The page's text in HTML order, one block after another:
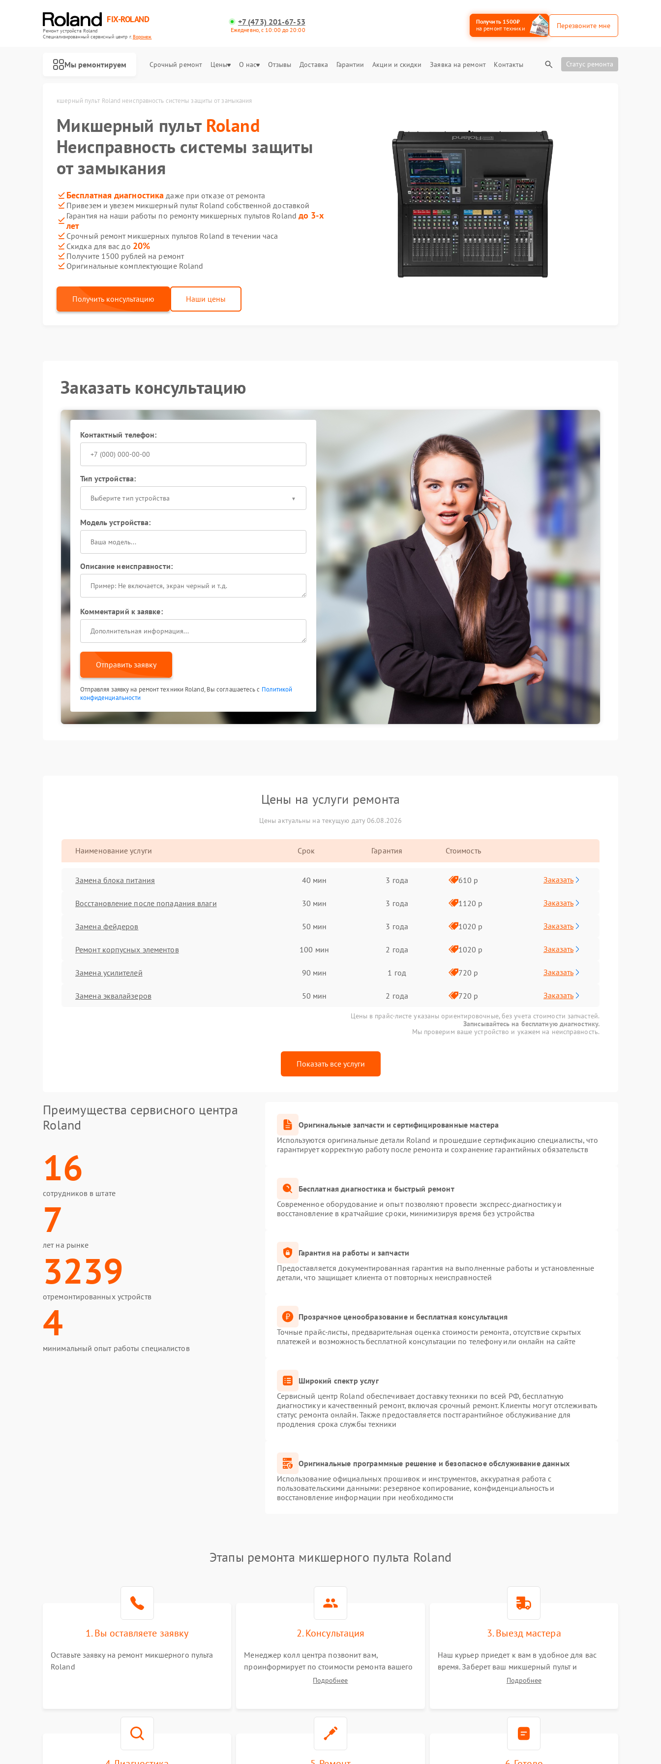
FIX-ROLAND
Ремонт устройств Roland
Специализированный cервисный центр г.Воронеж
+7 (473) 201-67-53
Ежедневно, с 10:00 до 20:00
Получить 1500₽
на ремонт техники
Перезвоните мне
Мы ремонтируем Срочный ремонт Цены О нас Отзывы Доставка Гарантии Акции и скидки Заявка на ремонт Контакты Статус ремонта
Микшерный пульт Roland неисправность системы защиты от замыкания
Микшерный пульт Roland
Неисправность системы защиты
от замыкания
Бесплатная диагностика даже при отказе от ремонта
Привезем и увезем микшерный пульт Roland собственной доставкой
Гарантия на наши работы по ремонту микшерных пультов Roland до 3-х
лет
Срочный ремонт микшерных пультов Roland в течении часа
Скидка для вас до 20%
Получите 1500 рублей на ремонт
Оригинальные комплектующие Roland
Получить консультацию Наши цены
Заказать консультацию
Контактный телефон:
Тип устройства:
Выберите тип устройства
Модель устройства:
Описание неисправности:
Комментарий к заявке:
Отправить заявку
Отправляя заявку на ремонт техники Roland, Вы соглашаетесь с Политикой
конфиденциальности
Цены на услуги ремонта
Цены актуальны на текущую дату 06.08.2026
Наименование услуги Срок Гарантия Стоимость
Замена блока питания 40 мин 3 года 610 р Заказать
Восстановление после попадания влаги 30 мин 3 года 1120 р Заказать
Замена фейдеров 50 мин 3 года 1020 р Заказать
Ремонт корпусных элементов 100 мин 2 года 1020 р Заказать
Замена усилителей 90 мин 1 год 720 р Заказать
Замена эквалайзеров 50 мин 2 года 720 р Заказать
Цены в прайс-листе указаны ориентировочные, без учета стоимости запчастей.
Записывайтесь на бесплатную диагностику.
Мы проверим ваше устройство и укажем на неисправность.
Показать все услуги
Преимущества сервисного центра
Roland
16
сотрудников в штате
7
лет на рынке
3239
отремонтированных устройств
4
минимальный опыт работы специалистов
Оригинальные запчасти и сертифицированные мастера
Используются оригинальные детали Roland и прошедшие сертификацию специалисты, что
гарантирует корректную работу после ремонта и сохранение гарантийных обязательств
Бесплатная диагностика и быстрый ремонт
Современное оборудование и опыт позволяют провести экспресс-диагностику и
восстановление в кратчайшие сроки, минимизируя время без устройства
Гарантия на работы и запчасти
Предоставляется документированная гарантия на выполненные работы и установленные
детали, что защищает клиента от повторных неисправностей
Прозрачное ценообразование и бесплатная консультация
Точные прайс-листы, предварительная оценка стоимости ремонта, отсутствие скрытых
платежей и возможность бесплатной консультации по телефону или онлайн на сайте
Широкий спектр услуг
Сервисный центр Roland обеспечивает доставку техники по всей РФ, бесплатную
диагностику и качественный ремонт, включая срочный ремонт. Клиенты могут отслеживать
статус ремонта онлайн. Также предоставляется постгарантийное обслуживание для
продления срока службы техники
Оригинальные программные решение и безопасное обслуживание данных
Использование официальных прошивок и инструментов, аккуратная работа с
пользовательскими данными: резервное копирование, конфиденциальность и
восстановление информации при необходимости
Этапы ремонта микшерного пульта Roland
1. Вы оставляете заявку
Оставьте заявку на ремонт микшерного пульта
Roland
2. Консультация
Менеджер колл центра позвонит вам,
проинформирует по стоимости ремонта вашего
микшерного пульта а также ответит на все ваши
Подробнее
3. Выезд мастера
Наш курьер приедет к вам в удобное для вас
время. Заберет ваш микшерный пульт и
привезет на склад для диагностики.
Подробнее